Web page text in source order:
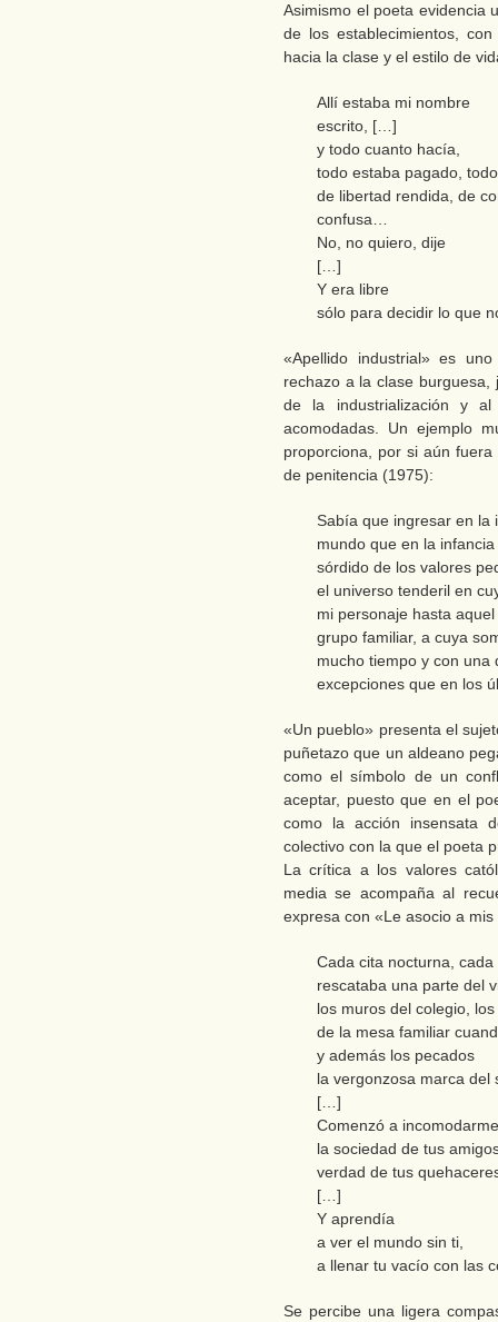
Asimismo el poeta evidencia
de los establecimientos,
hacia la clase y el estilo de
Allí estaba mi nombre
escrito, […]
y todo cuanto hacía,
todo estaba pagado,
de libertad rendida, de
confusa…
No, no quiero, dije
[…]
Y era libre
sólo para decidir lo que
«Apellido industrial» es
rechazo a la clase
de la industrialización y
acomodadas. Un ejemplo
proporciona, por si aún
de penitencia (1975):
Sabía que ingresar en la
mundo que en la
sórdido de los valores
el universo tenderil en
mi personaje hasta
grupo familiar, a cuya
mucho tiempo y con
excepciones que en los
«Un pueblo» presenta el
puñetazo que un aldeano
como el símbolo de un
aceptar, puesto que en el
como la acción insensata
colectivo con la que el poeta
La crítica a los valores
media se acompaña al
expresa con «Le asocio a
Cada cita nocturna,
rescataba una parte del
los muros del colegio,
de la mesa familiar
y además los pecados
la vergonzosa marca del
[…]
Comenzó a incomodarme
la sociedad de tus
verdad de tus
[…]
Y aprendía
a ver el mundo sin ti,
a llenar tu vacío con las
Se percibe una ligera